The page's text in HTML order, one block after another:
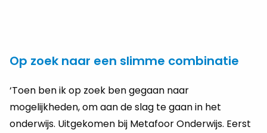
Op zoek naar een slimme combinatie
‘Toen ben ik op zoek ben gegaan naar
mogelijkheden, om aan de slag te gaan in het
onderwijs. Uitgekomen bij Metafoor Onderwijs. Eerst